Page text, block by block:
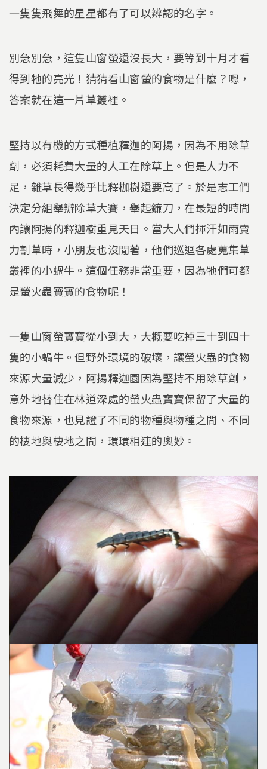
一隻隻飛舞的星星都有了可以辨認的名字。
別急別急，這隻山窗螢還沒長大，要等到十月才看
得到牠的亮光！猜猜看山窗螢的食物是什麼？嗯，
答案就在這一片草叢裡。
堅持以有機的方式種植釋迦的阿揚，因為不用除草
劑，必須耗費大量的人工在除草上。但是人力不
足，雜草長得幾乎比釋枷樹還要高了。於是志工們
決定分組舉辦除草大賽，舉起鐮刀，在最短的時間
內讓阿揚的釋迦樹重見天日。當大人們揮汗如雨賣
力割草時，小朋友也沒閒著，他們巡迴各處蒐集草
叢裡的小蝸牛。這個任務非常重要，因為牠們可都
是螢火蟲寶寶的食物呢！
一隻山窗螢寶寶從小到大，大概要吃掉三十到四十
隻的小蝸牛。但野外環境的破壞，讓螢火蟲的食物
來源大量減少，阿揚釋迦園因為堅持不用除草劑，
意外地替住在林道深處的螢火蟲寶寶保留了大量的
食物來源，也見證了不同的物種與物種之間、不同
的棲地與棲地之間，環環相連的奧妙。